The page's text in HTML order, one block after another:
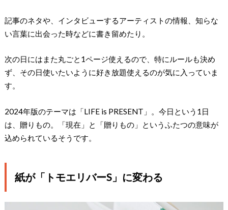
記事のネタや、インタビューするアーティストの情報、知らな
い言葉に出会った時などに書き留めたり。
次の日にはまた丸ごと1ページ使えるので、特にルールも決め
ず、その日使いたいように好き放題使えるのが気に入っていま
す。
2024年版のテーマは「LIFE is PRESENT」。今日という1日
は、贈りもの。「現在」と「贈りもの」というふたつの意味が
込められているそうです。
紙が「トモエリバーS」に変わる